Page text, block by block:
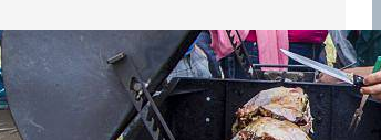
Pro diváky
30 dubna, 2026